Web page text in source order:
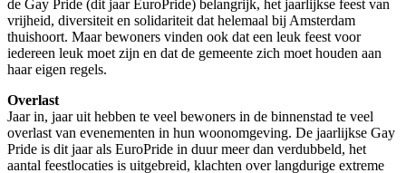
de Gay Pride (dit jaar EuroPride) belangrijk, het jaarlijkse feest van
vrijheid, diversiteit en solidariteit dat helemaal bij Amsterdam
thuishoort. Maar bewoners vinden ook dat een leuk feest voor
iedereen leuk moet zijn en dat de gemeente zich moet houden aan
haar eigen regels.
Overlast
Jaar in, jaar uit hebben te veel bewoners in de binnenstad te veel
overlast van evenementen in hun woonomgeving. De jaarlijkse Gay
Pride is dit jaar als EuroPride in duur meer dan verdubbeld, het
aantal feestlocaties is uitgebreid, klachten over langdurige extreme